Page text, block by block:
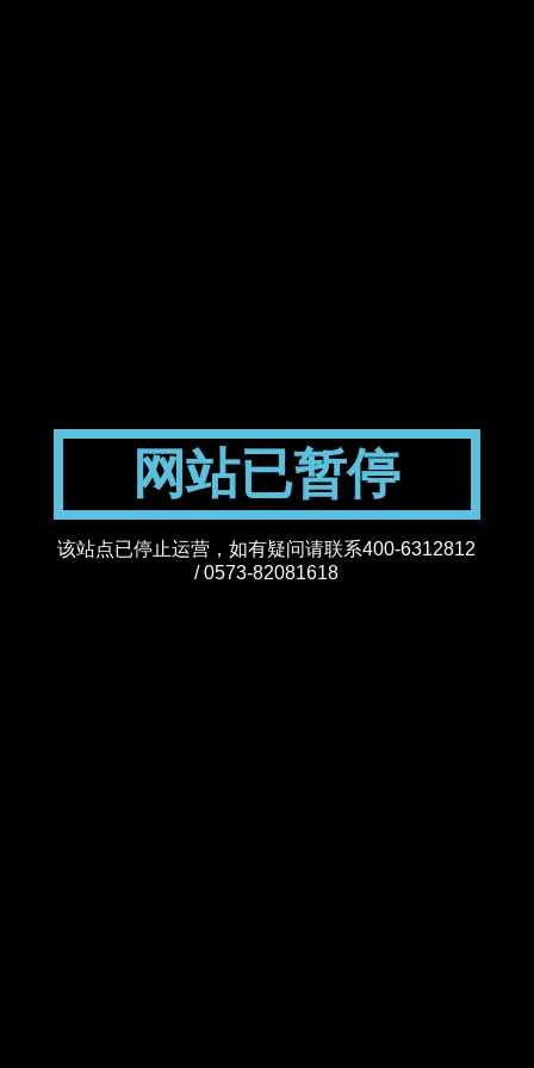
网站已暂停
该站点已停止运营，如有疑问请联系400-6312812
/ 0573-82081618